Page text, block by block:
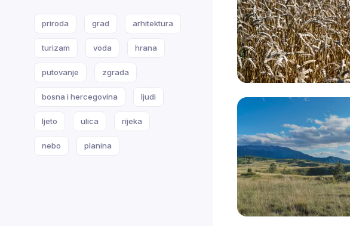
priroda grad arhitektura
turizam voda hrana
putovanje zgrada
bosna i hercegovina ljudi
ljeto ulica rijeka
nebo planina